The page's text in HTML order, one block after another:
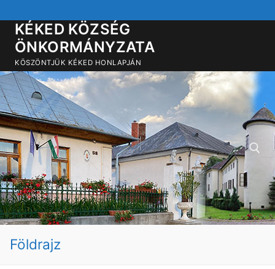
a
tartalomra
KÉKED KÖZSÉG
ÖNKORMÁNYZATA
KÖSZÖNTJÜK KÉKED HONLAPJÁN
Keresése:
Földrajz